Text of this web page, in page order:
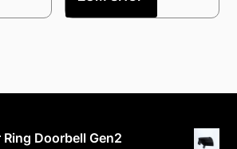
Doorbell Gen2